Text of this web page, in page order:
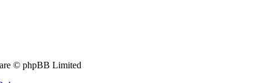
© phpBB Limited